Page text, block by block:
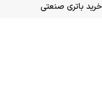
خرید باتری صنعتی